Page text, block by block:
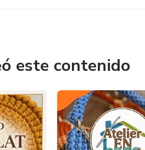
este contenido